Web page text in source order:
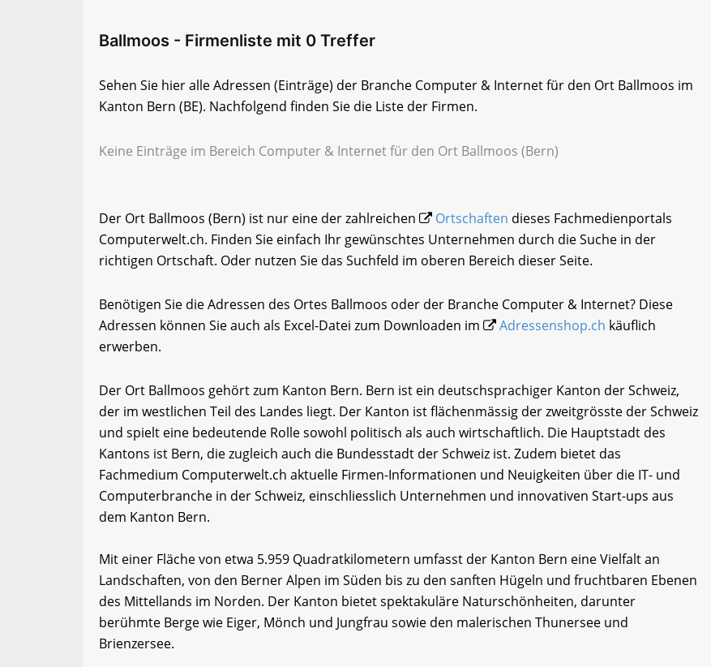
Ballmoos - Firmenliste mit 0 Treffer
Sehen Sie hier alle Adressen (Einträge) der Branche Computer & Internet für den Ort Ballmoos im
Kanton Bern (BE). Nachfolgend finden Sie die Liste der Firmen.
Keine Einträge im Bereich Computer & Internet für den Ort Ballmoos (Bern)
Der Ort Ballmoos (Bern) ist nur eine der zahlreichen Ortschaften dieses Fachmedienportals
Computerwelt.ch. Finden Sie einfach Ihr gewünschtes Unternehmen durch die Suche in der
richtigen Ortschaft. Oder nutzen Sie das Suchfeld im oberen Bereich dieser Seite.
Benötigen Sie die Adressen des Ortes Ballmoos oder der Branche Computer & Internet? Diese
Adressen können Sie auch als Excel-Datei zum Downloaden im
Adressenshop.ch käuflich
erwerben.
Der Ort Ballmoos gehört zum Kanton Bern. Bern ist ein deutschsprachiger Kanton der Schweiz,
der im westlichen Teil des Landes liegt. Der Kanton ist flächenmässig der zweitgrösste der Schweiz
und spielt eine bedeutende Rolle sowohl politisch als auch wirtschaftlich. Die Hauptstadt des
Kantons ist Bern, die zugleich auch die Bundesstadt der Schweiz ist. Zudem bietet das
Fachmedium Computerwelt.ch aktuelle Firmen-Informationen und Neuigkeiten über die IT- und
Computerbranche in der Schweiz, einschliesslich Unternehmen und innovativen Start-ups aus
dem Kanton Bern.
Mit einer Fläche von etwa 5.959 Quadratkilometern umfasst der Kanton Bern eine Vielfalt an
Landschaften, von den Berner Alpen im Süden bis zu den sanften Hügeln und fruchtbaren Ebenen
des Mittellands im Norden. Der Kanton bietet spektakuläre Naturschönheiten, darunter
berühmte Berge wie Eiger, Mönch und Jungfrau sowie den malerischen Thunersee und
Brienzersee.